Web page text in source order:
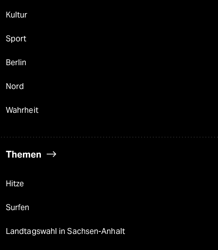
Kultur
Sport
Berlin
Nord
Wahrheit
Themen
Hitze
Surfen
Landtagswahl in Sachsen-Anhalt